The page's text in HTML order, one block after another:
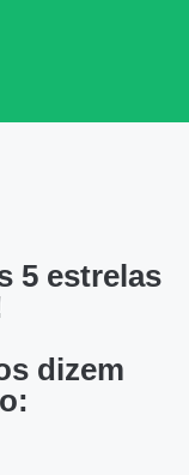
5 estrelas
dizem